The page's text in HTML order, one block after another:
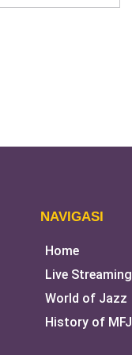
NAVIGASI
Home
Live Streaming
World of Jazz
History of MFJ